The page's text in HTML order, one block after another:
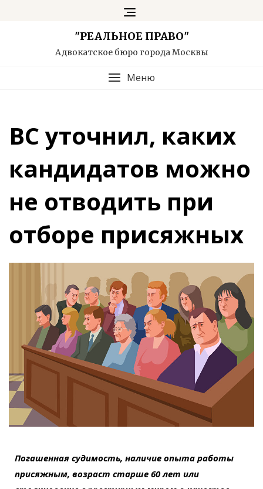
"РЕАЛЬНОЕ ПРАВО"
Адвокатское бюро города Москвы
Меню
ВС уточнил, каких
кандидатов можно
не отводить при
отборе присяжных
Погашенная судимость, наличие опыта работы
присяжным, возраст старше 60 лет или